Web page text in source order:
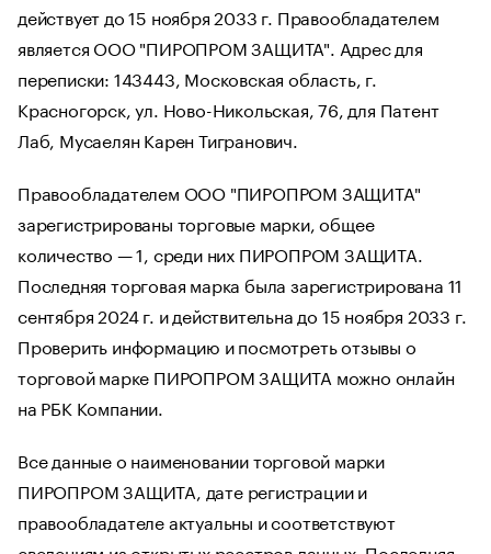
действует до 15 ноября 2033 г. Правообладателем
является ООО "ПИРОПРОМ ЗАЩИТА". Адрес для
переписки: 143443, Московская область, г.
Красногорск, ул. Ново-Никольская, 76, для Патент
Лаб, Мусаелян Карен Тигранович.
Правообладателем ООО "ПИРОПРОМ ЗАЩИТА"
зарегистрированы торговые марки, общее
количество — 1, среди них ПИРОПРОМ ЗАЩИТА.
Последняя торговая марка была зарегистрирована 11
сентября 2024 г. и действительна до 15 ноября 2033 г.
Проверить информацию и посмотреть отзывы о
торговой марке ПИРОПРОМ ЗАЩИТА можно онлайн
на РБК Компании.
Все данные о наименовании торговой марки
ПИРОПРОМ ЗАЩИТА, дате регистрации и
правообладателе актуальны и соответствуют